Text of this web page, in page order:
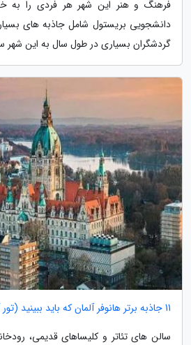
فرهنگ و هنر این شهر هر فردی را به
دانشجویی بریستول شامل جاذبه های
گردشگران بسیاری در طول سال به این شهر
11 جاذبه برتر هانوفر آلمان که باید ببینید (تور آلمان ارزان)
سالن های تئاتر و کلیساهای قدیمی،